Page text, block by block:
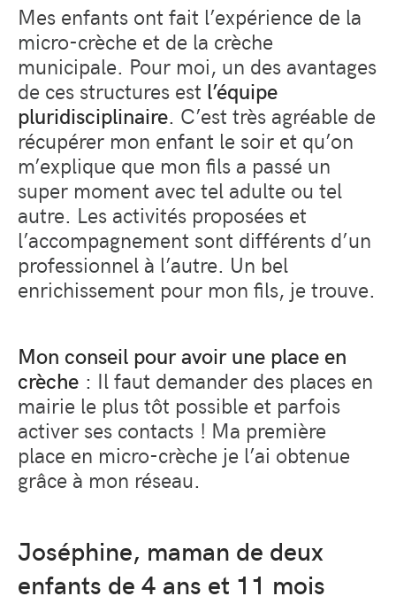
Mes enfants ont fait l’expérience de la
micro-crèche et de la crèche
municipale. Pour moi, un des avantages
de ces structures est l’équipe
pluridisciplinaire. C’est très agréable de
récupérer mon enfant le soir et qu’on
m’explique que mon fils a passé un
super moment avec tel adulte ou tel
autre. Les activités proposées et
l’accompagnement sont différents d’un
professionnel à l’autre. Un bel
enrichissement pour mon fils, je trouve.
Mon conseil pour avoir une place en
crèche : Il faut demander des places en
mairie le plus tôt possible et parfois
activer ses contacts ! Ma première
place en micro-crèche je l’ai obtenue
grâce à mon réseau.
Joséphine, maman de deux
enfants de 4 ans et 11 mois